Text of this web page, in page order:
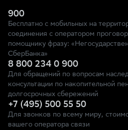
900
Бесплатно с мобильных на
соединения с оператором
помощнику фразу:
СберБанка»
8 800 234 0 900
Для обращений по вопросам
консультации по накопительной
долгосрочных сбережений
+7 (495) 500 55 50
Для звонков по всему миру,
вашего оператора связи